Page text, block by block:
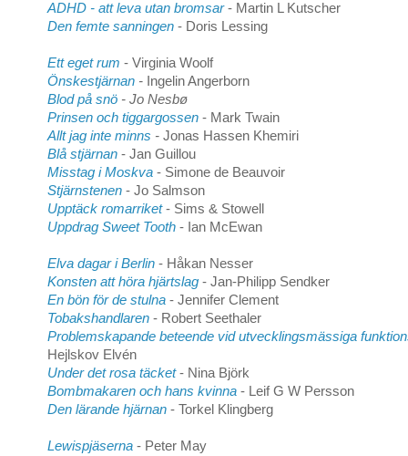
ADHD - att leva utan bromsar- Martin L Kutscher
Den femte sanningen - Doris Lessing
Ett eget rum - Virginia Woolf
Önskestjärnan - Ingelin Angerborn
Blod på snö - Jo Nesbø
Prinsen och tiggargossen - Mark Twain
Allt jag inte minns - Jonas Hassen Khemiri
Blå stjärnan - Jan Guillou
Misstag i Moskva - Simone de Beauvoir
Stjärnstenen - Jo Salmson
Upptäck romarriket - Sims & Stowell
Uppdrag Sweet Tooth - Ian McEwan
Elva dagar i Berlin - Håkan Nesser
Konsten att höra hjärtslag - Jan-Philipp Sendker
En bön för de stulna - Jennifer Clement
Tobakshandlaren - Robert Seethaler
Problemskapande beteende vid utvecklingsmässiga
Hejlskov Elvén
Under det rosa täcket- Nina Björk
Bombmakaren och hans kvinna - Leif G W Persson
Den lärande hjärnan - Torkel Klingberg
Lewispjäserna - Peter May